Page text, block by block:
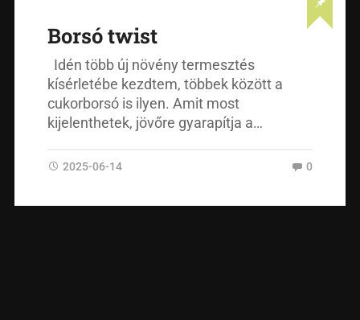
Borsó twist
Idén több új növény termesztés
kísérletébe kezdtem, többek között a
cukorborsó is ilyen. Amit most
kijelenthetek, jövőre gyarapítja a…
2025-06-14 0